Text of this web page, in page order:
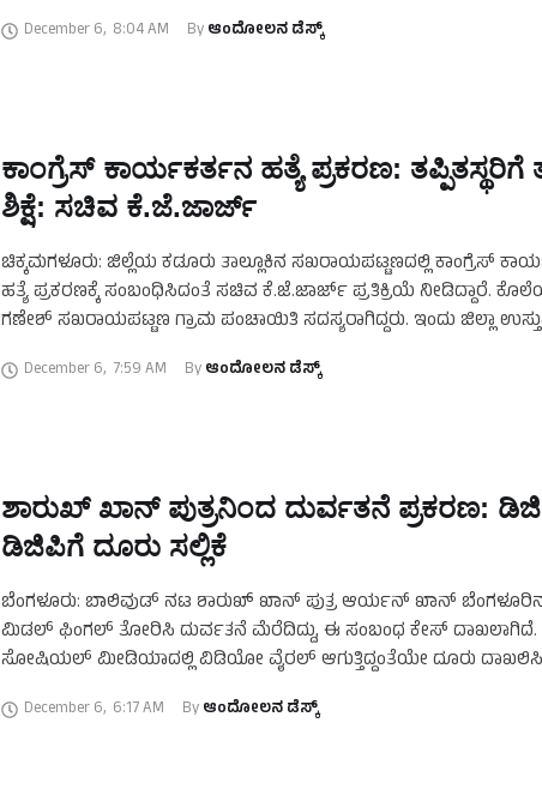
December 6, 8:04 AM By ಆಂದೋಲನ ಡೆಸ್ಕ್
ಕಾಂಗ್ರೆಸ್‌ ಕಾರ್ಯಕರ್ತನ ಹತ್ಯೆ ಪ್ರಕರಣ: ತಪ್ಪಿತಸ್ಥರಿಗೆ
ಶಿಕ್ಷೆ: ಸಚಿವ ಕೆ.ಜೆ.ಜಾರ್ಜ್‌
ಚಿಕ್ಕಮಗಳೂರು: ಜಿಲ್ಲೆಯ ಕಡೂರು ತಾಲ್ಲೂಕಿನ ಸಖರಾಯಪಟ್ಟಣದಲ್ಲಿ ಕಾಂಗ್ರೆಸ್‌
ಹತ್ಯೆ ಪ್ರಕರಣಕ್ಕೆ ಸಂಬಂಧಿಸಿದಂತೆ ಸಚಿವ ಕೆ.ಜೆ.ಜಾರ್ಜ್‌ ಪ್ರತಿಕ್ರಿಯೆ ನೀಡಿದ್ದಾರೆ.
ಗಣೇಶ್‌ ಸಖರಾಯಪಟ್ಟಣ ಗ್ರಾಮ ಪಂಚಾಯಿತಿ ಸದಸ್ಯರಾಗಿದ್ದರು. ಇಂದು ಜಿಲ್ಲಾ
December 6, 7:59 AM By ಆಂದೋಲನ ಡೆಸ್ಕ್
ಶಾರುಖ್‌ ಖಾನ್‌ ಪುತ್ರನಿಂದ ದುರ್ವತನೆ ಪ್ರಕರಣ:
ಡಿಜಿಪಿಗೆ ದೂರು ಸಲ್ಲಿಕೆ
ಬೆಂಗಳೂರು: ಬಾಲಿವುಡ್‌ ನಟ ಶಾರುಖ್‌ ಖಾನ್‌ ಪುತ್ರ ಆರ್ಯನ್‌ ಖಾನ್‌
ಮಿಡಲ್‌ ಫಿಂಗಲ್‌ ತೋರಿಸಿ ದುರ್ವತನೆ ಮೆರೆದಿದ್ದು, ಈ ಸಂಬಂಧ ಕೇಸ್‌ ದಾಖಲಾಗಿದೆ.
ಸೋಷಿಯಲ್‌ ಮೀಡಿಯಾದಲ್ಲಿ ವಿಡಿಯೋ ವೈರಲ್‌ ಆಗುತ್ತಿದ್ದಂತೆಯೇ ದೂರು
December 6, 6:17 AM By ಆಂದೋಲನ ಡೆಸ್ಕ್